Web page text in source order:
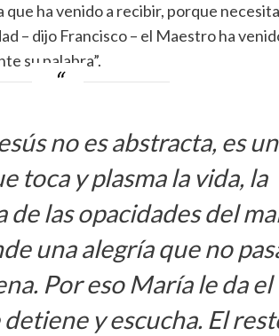
que ha venido a recibir, porque necesita
– dijo Francisco – el Maestro ha
su palabra”.
no es abstracta, es
toca y plasma la vida, la
de las opacidades del
una alegría que no
Por eso María le da el
y escucha. El